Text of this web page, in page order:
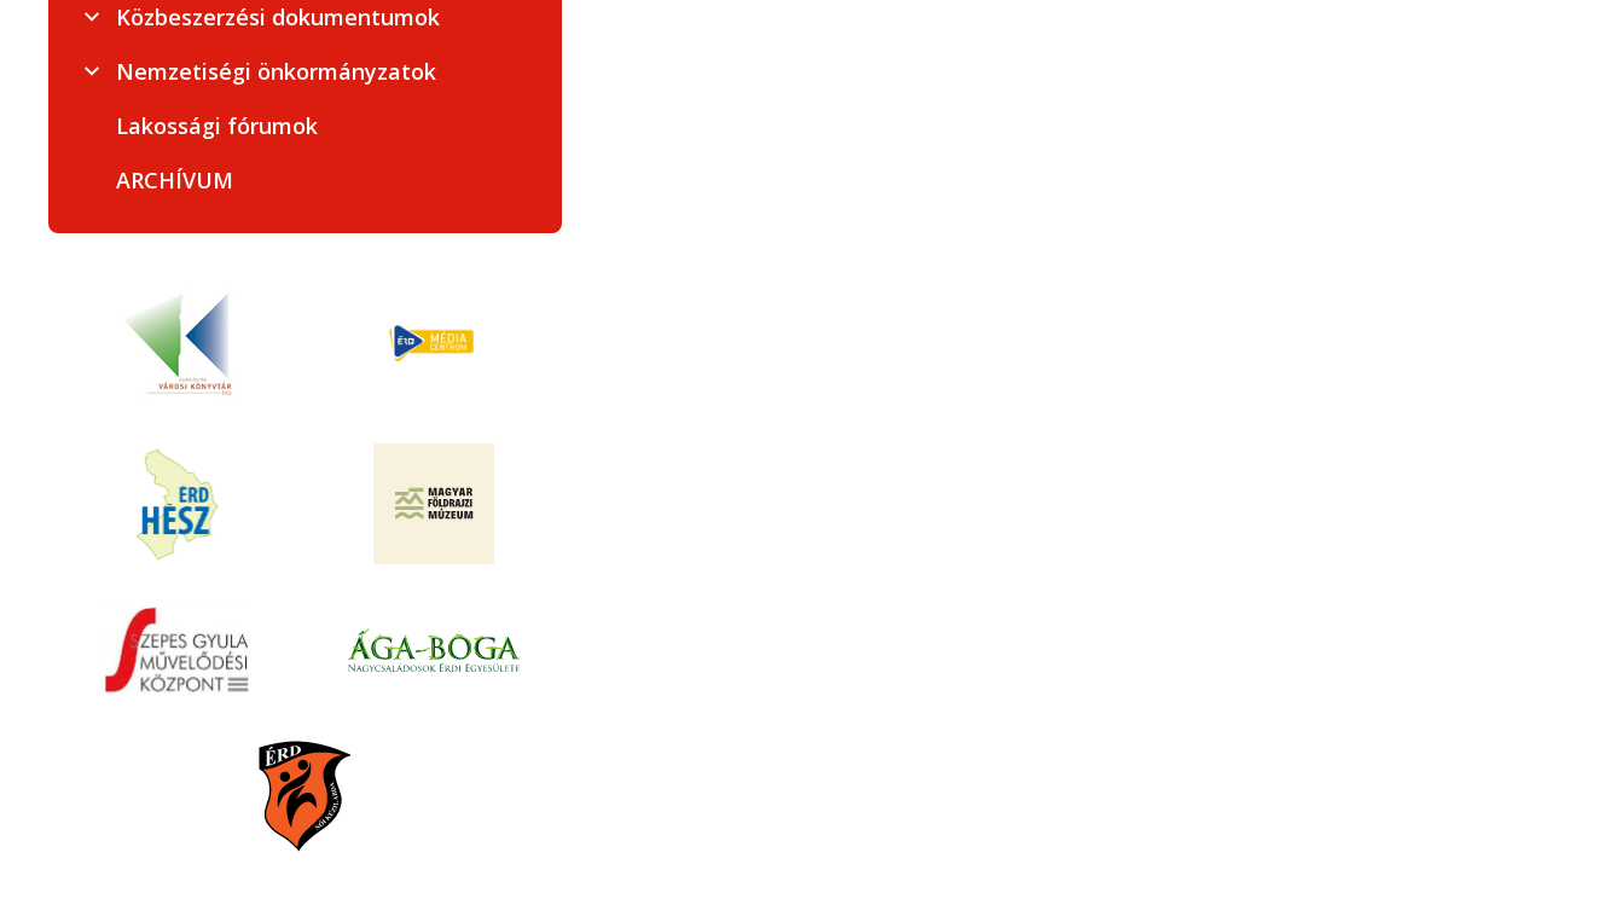
Közbeszerzési dokumentumok
Nemzetiségi önkormányzatok
Lakossági fórumok
ARCHÍVUM